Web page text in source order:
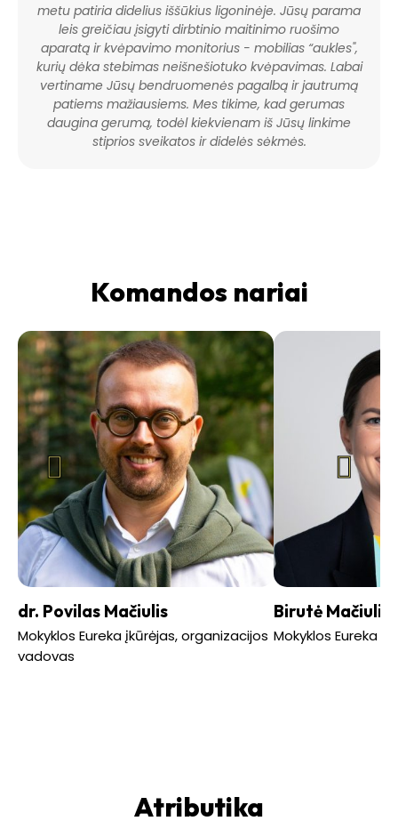
metu patiria didelius iššūkius ligoninėje. Jūsų parama
leis greičiau įsigyti dirbtinio maitinimo ruošimo
aparatą ir kvėpavimo monitorius - mobilias “aukles",
kurių dėka stebimas neišnešiotuko kvėpavimas. Labai
vertiname Jūsų bendruomenės pagalbą ir jautrumą
patiems mažiausiems. Mes tikime, kad gerumas
daugina gerumą, todėl kiekvienam iš Jūsų linkime
stiprios sveikatos ir didelės sėkmės.
Komandos nariai
dr. Povilas Mačiulis
Mokyklos Eureka įkūrėjas, organizacijos
vadovas
Birutė
Mokyklos Eureka
Atributika